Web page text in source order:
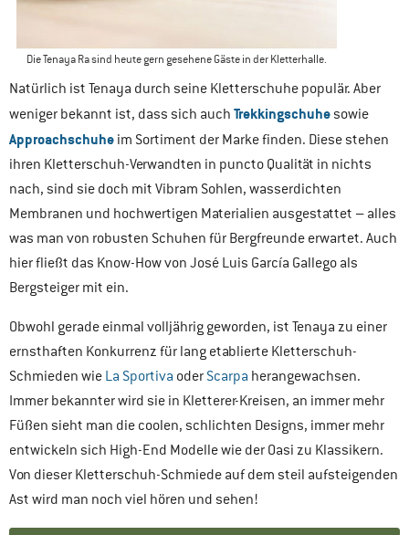
Die Tenaya Ra sind heute gern gesehene Gäste in der Kletterhalle.
Natürlich ist Tenaya durch seine Kletterschuhe populär. Aber
weniger bekannt ist, dass sich auch Trekkingschuhesowie
Approachschuhe im Sortiment der Marke finden. Diese stehen
ihren Kletterschuh-Verwandten in puncto Qualität in nichts
nach, sind sie doch mit Vibram Sohlen, wasserdichten
Membranen und hochwertigen Materialien ausgestattet – alles
was man von robusten Schuhen für Bergfreunde erwartet. Auch
hier fließt das Know-How von José Luis García Gallego als
Bergsteiger mit ein.
Obwohl gerade einmal volljährig geworden, ist Tenaya zu einer
ernsthaften Konkurrenz für lang etablierte Kletterschuh-
Schmieden wie La Sportiva oder Scarpa herangewachsen.
Immer bekannter wird sie in Kletterer-Kreisen, an immer mehr
Füßen sieht man die coolen, schlichten Designs, immer mehr
entwickeln sich High-End Modelle wie der Oasi zu Klassikern.
Von dieser Kletterschuh-Schmiede auf dem steil aufsteigenden
Ast wird man noch viel hören und sehen!